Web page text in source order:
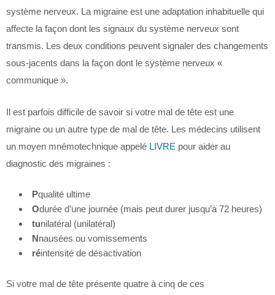
système nerveux. La migraine est une adaptation inhabituelle qui
affecte la façon dont les signaux du système nerveux sont
transmis. Les deux conditions peuvent signaler des changements
sous-jacents dans la façon dont le système nerveux «
communique ».
Il est parfois difficile de savoir si votre mal de tête est une
migraine ou un autre type de mal de tête. Les médecins utilisent
un moyen mnémotechnique appelé LIVRE pour aider au
diagnostic des migraines :
Pqualité ultime
Odurée d’une journée (mais peut durer jusqu’à 72 heures)
tunilatéral (unilatéral)
Nnausées ou vomissements
réintensité de désactivation
Si votre mal de tête présente quatre à cinq de ces